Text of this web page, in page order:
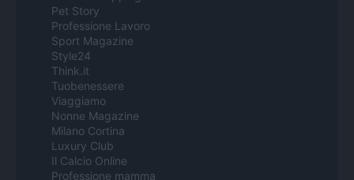
Pet Story
Professione Lavoro
Sport Magazine
Style24
Think.it
Tuobenessere
Viaggiamo
Nonne Magazine
Milano Cortina
Luxury Club
Il Calcio Online
Professione mamma